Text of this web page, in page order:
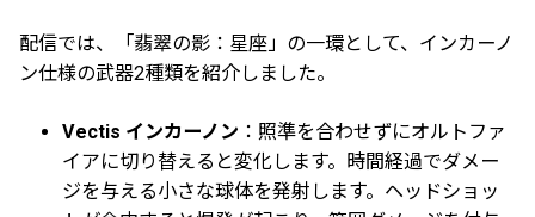
配信では、「翡翠の影：星座」の一環として、インカーノ
ン仕様の武器2種類を紹介しました。
Vectis インカーノン ：照準を合わせずにオルトファ
イアに切り替えると変化します。時間経過でダメー
ジを与える小さな球体を発射します。ヘッドショッ